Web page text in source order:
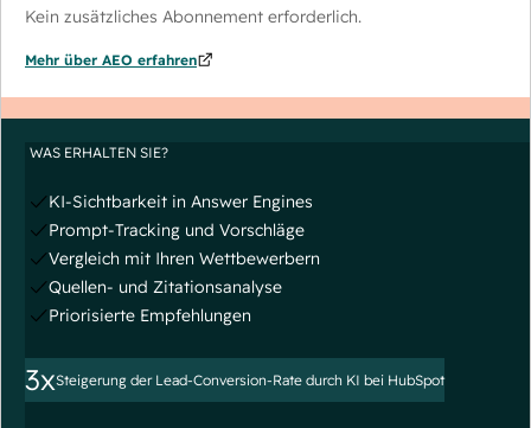
Kein zusätzliches Abonnement erforderlich.
Mehr über AEO erfahren
WAS ERHALTEN SIE?
KI-Sichtbarkeit in Answer Engines
Prompt-Tracking und Vorschläge
Vergleich mit Ihren Wettbewerbern
Quellen- und Zitationsanalyse
Priorisierte Empfehlungen
3xSteigerung der Lead-Conversion-Rate durch KI bei HubSpot